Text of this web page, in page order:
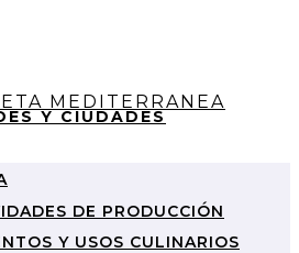
Y CIUDADES
DE PRODUCCIÓN
Y USOS CULINARIOS